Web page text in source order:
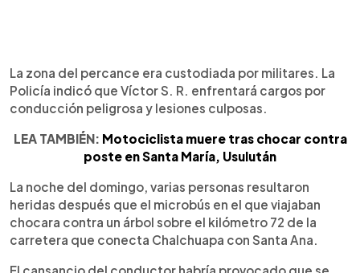
La zona del percance era custodiada por militares. La
Policía indicó que Víctor S. R. enfrentará cargos por
conducción peligrosa y lesiones culposas.
LEA TAMBIÉN: Motociclista muere tras chocar contra
poste en Santa María, Usulután
La noche del domingo, varias personas resultaron
heridas después que el microbús en el que viajaban
chocara contra un árbol sobre el kilómetro 72 de la
carretera que conecta Chalchuapa con Santa Ana.